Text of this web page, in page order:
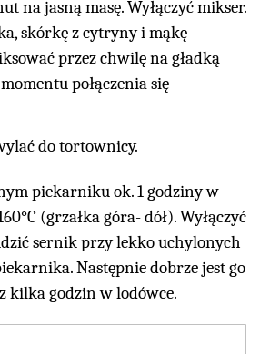
na jasną masę. Wyłączyć mikser.
skórkę z cytryny i mąkę
przez chwilę na gładką
połączenia się
do tortownicy.
piekarniku ok. 1 godziny w
(grzałka góra- dół). Wyłączyć
sernik przy lekko uchylonych
Następnie dobrze jest go
kilka godzin w lodówce.